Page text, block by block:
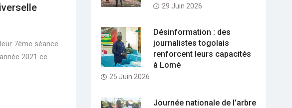
7ème séance
2021 ce
29 Juin 2026
Désinformation : des
journalistes togolais
renforcent leurs capacités
à Lomé
25 Juin 2026
Journée nationale de l’arbre